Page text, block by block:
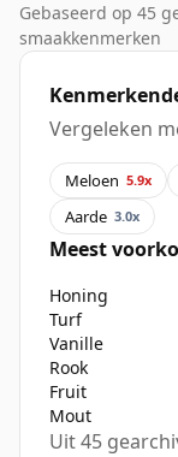
Gebaseerd op 45
smaakkenmerken
Vergeleken
Meloen 5.9x
Aarde 3.0x
Meest
Honing
Turf
Vanille
Rook
Fruit
Mout
Uit 45